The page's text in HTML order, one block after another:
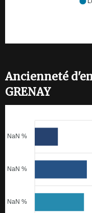
Ancienneté
GRENAY
NaN %
NaN %
NaN %